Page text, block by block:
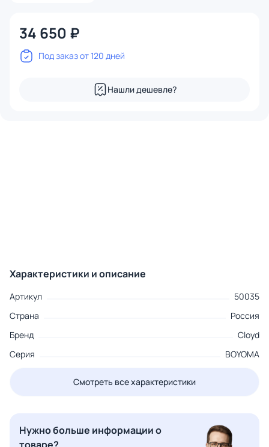
34 650 ₽
Под заказ от 120 дней
Нашли дешевле?
Характеристики и описание
Артикул
50035
Страна
Россия
Бренд
Cloyd
Серия
BOYOMA
Смотреть все характеристики
Нужно больше информации о